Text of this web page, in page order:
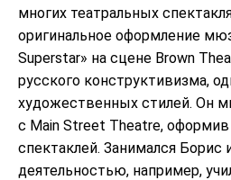
многих театральных
оригинальное оформление
Superstar» на сцене Brown
русского конструктивизма,
художественных стилей. Он
с Main Street Theatre, оформив
спектаклей. Занимался Борис
деятельностью, например,